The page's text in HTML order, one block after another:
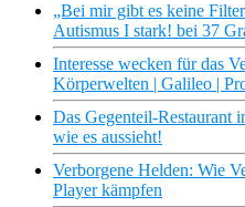
„Bei mir gibt es keine
Autismus I stark! bei 37
Interesse wecken für das
Körperwelten | Galileo |
Das Gegenteil-Restaurant
wie es aussieht!
Verborgene Helden: Wie
Player kämpfen